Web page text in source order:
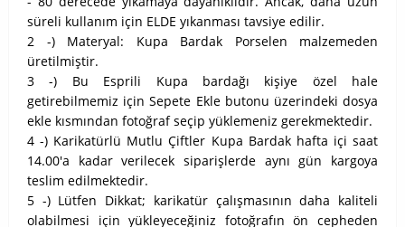
süreli kullanım için ELDE yıkanması tavsiye edilir.
2 -) Materyal: Kupa Bardak Porselen malzemeden
üretilmiştir.
3 -) Bu Esprili Kupa bardağı kişiye özel hale
getirebilmemiz için Sepete Ekle butonu üzerindeki dosya
ekle kısmından fotoğraf seçip yüklemeniz gerekmektedir.
4 -) Karikatürlü Mutlu Çiftler Kupa Bardak hafta içi saat
14.00'a kadar verilecek siparişlerde aynı gün kargoya
teslim edilmektedir.
5 -) Lütfen Dikkat; karikatür çalışmasının daha kaliteli
olabilmesi için yükleyeceğiniz fotoğrafın ön cepheden